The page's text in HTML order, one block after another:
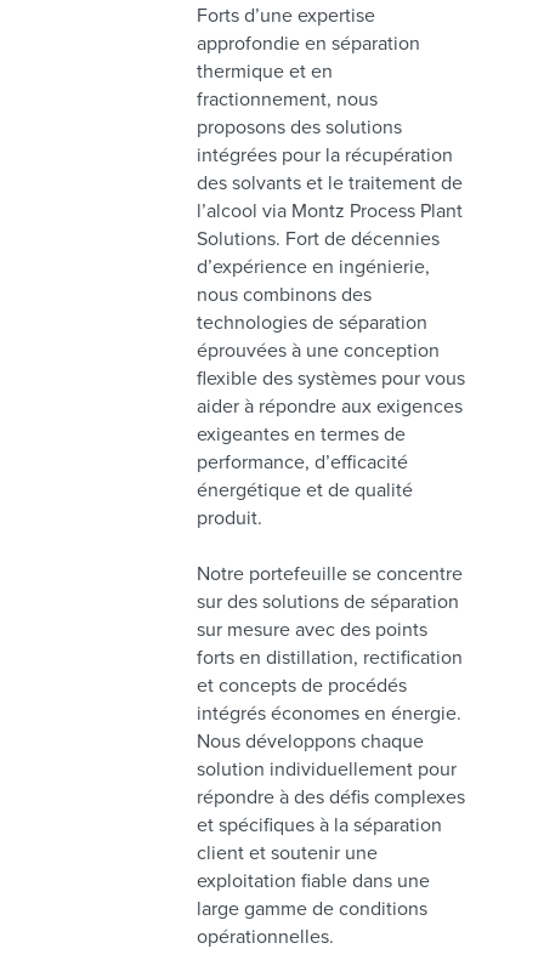
Forts d’une expertise
approfondie en séparation
thermique et en
fractionnement, nous
proposons des solutions
intégrées pour la récupération
des solvants et le traitement de
l’alcool via Montz Process Plant
Solutions. Fort de décennies
d’expérience en ingénierie,
nous combinons des
technologies de séparation
éprouvées à une conception
flexible des systèmes pour vous
aider à répondre aux exigences
exigeantes en termes de
performance, d’efficacité
énergétique et de qualité
produit.
Notre portefeuille se concentre
sur des solutions de séparation
sur mesure avec des points
forts en distillation, rectification
et concepts de procédés
intégrés économes en énergie.
Nous développons chaque
solution individuellement pour
répondre à des défis complexes
et spécifiques à la séparation
client et soutenir une
exploitation fiable dans une
large gamme de conditions
opérationnelles.